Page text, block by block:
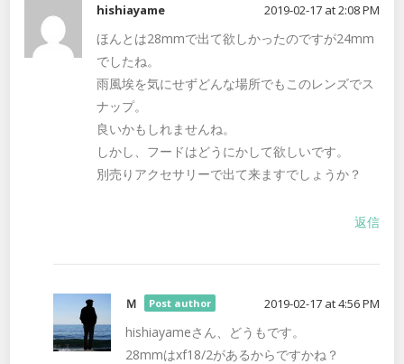
hishiayame 2019-02-17 at 2:08 PM
ほんとは28mmで出て欲しかったのですが24mm
でしたね。
雨風埃を気にせずどんな場所でもこのレンズでス
ナップ。
良いかもしれませんね。
しかし、フードはどうにかして欲しいです。
別売りアクセサリーで出て来ますでしょうか？
返信
Ｍ Post author 2019-02-17 at 4:56 PM
hishiayameさん、どうもです。
28mmはxf18/2があるからですかね？